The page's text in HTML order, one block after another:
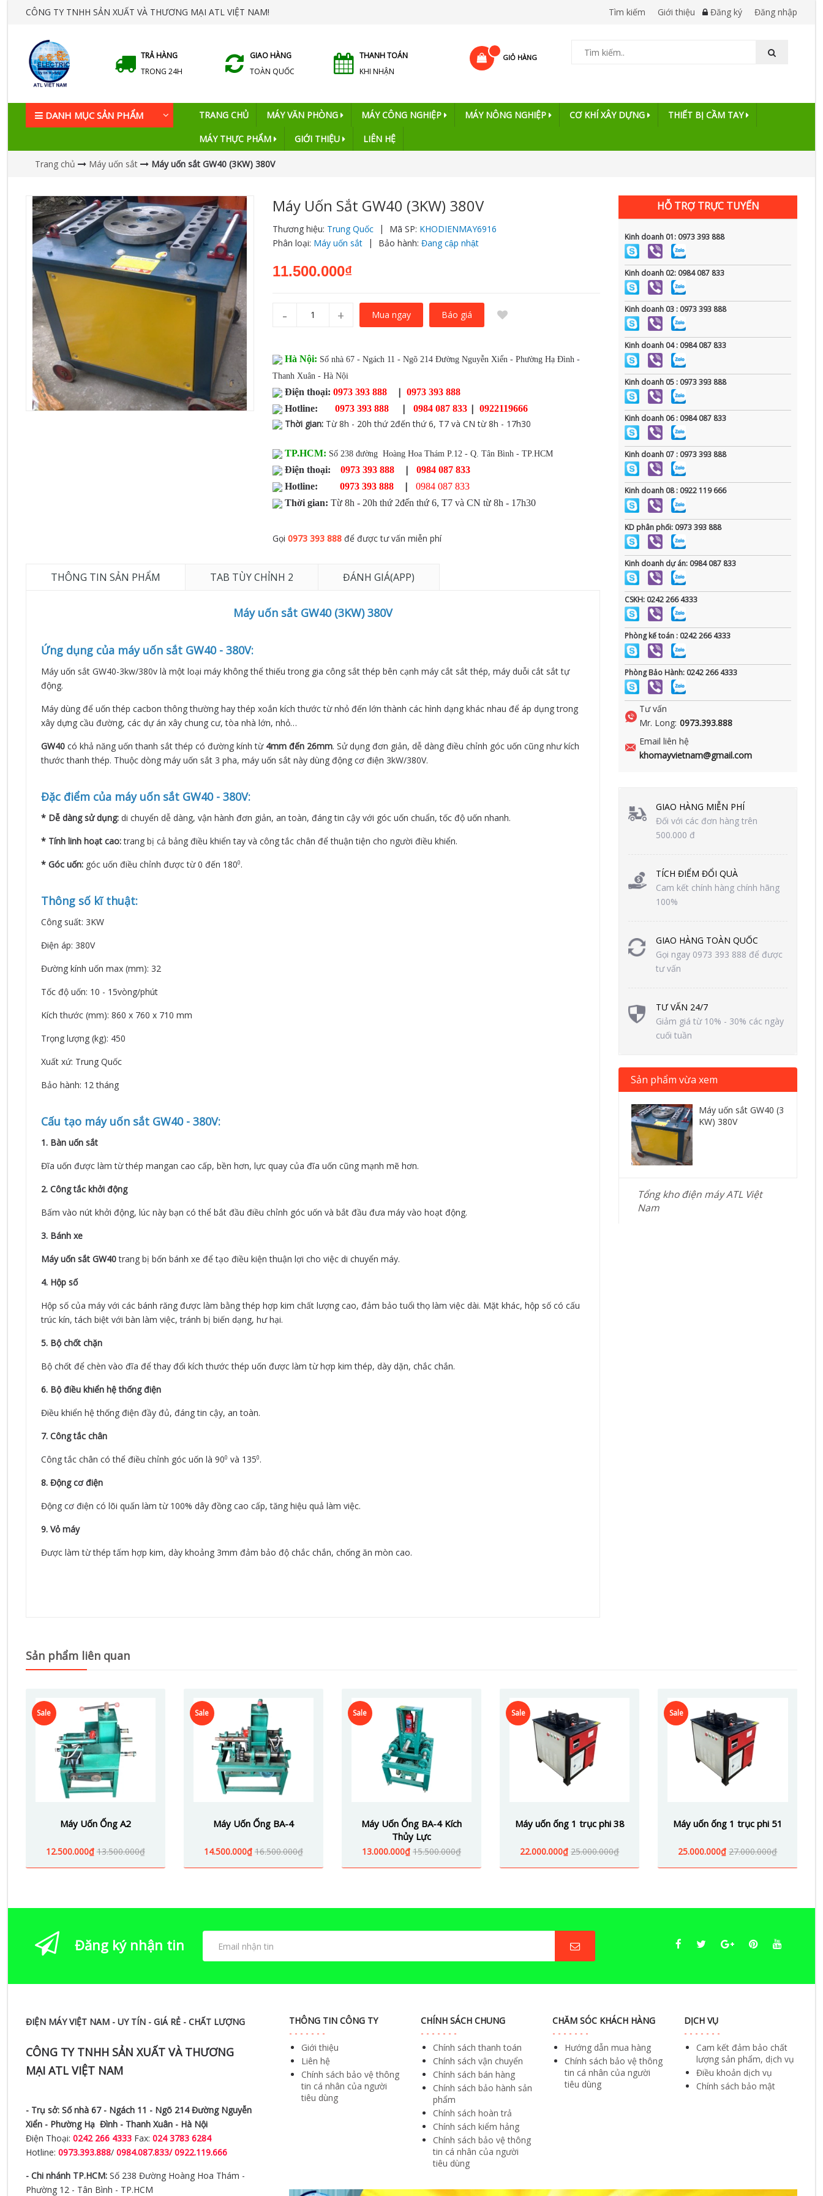
CÔNG TY TNHH SẢN XUẤT VÀ THƯƠNG MẠI ATL VIỆT NAM! Tìm kiếm Giới thiệu Đăng ký Đăng nhập
TRẢ HÀNG
TRONG 24H
GIAO HÀNG
TOÀN QUỐC
THANH TOÁN
KHI NHẬN
GIỎ HÀNG
DANH MỤC SẢN PHẨM TRANG CHỦ MÁY VĂN PHÒNG MÁY CÔNG NGHIỆP MÁY NÔNG NGHIỆP CƠ KHÍ XÂY DỰNG THIẾT BỊ CẦM TAY
MÁY THỰC PHẨM GIỚI THIỆU LIÊN HỆ
Trang chủ Máy uốn sắt Máy uốn sắt GW40 (3KW) 380V
Máy Uốn Sắt GW40 (3KW) 380V
Thương hiệu: Trung Quốc | Mã SP: KHODIENMAY6916
Phân loại: Máy uốn sắt | Bảo hành: Đang cập nhật
11.500.000₫
- + Mua ngay Báo giá
Hà Nội: Số nhà 67 - Ngách 11 - Ngõ 214 Đường Nguyễn Xiển - Phường Hạ Đình -
Thanh Xuân - Hà Nội
Điện thoại: 0973 393 888 | 0973 393 888
Hotline:
0973 393 888 | 0984 087 833 | 0922119666
Thời gian: Từ 8h - 20h thứ 2đến thứ 6, T7 và CN từ 8h - 17h30
TP.HCM: Số 238 đường Hoàng Hoa Thám P.12 - Q. Tân Bình - TP.HCM
Điện thoại: 0973 393 888 |
0984 087 833
Hotline:
0973 393 888 |
0984 087 833
Thời gian: Từ 8h - 20h thứ 2đến thứ 6, T7 và CN từ 8h - 17h30
Gọi 0973 393 888để được tư vấn miễn phí
THÔNG TIN SẢN PHẨM TAB TÙY CHỈNH 2 ĐÁNH GIÁ(APP)
Máy uốn sắt GW40 (3KW) 380V
Ứng dụng của máy uốn sắt GW40 - 380V:
Máy uốn sắt GW40-3kw/380v là một loại máy không thể thiếu trong gia công sắt thép bên cạnh máy cắt sắt thép, máy duỗi cắt sắt tự
động.
Máy dùng để uốn thép cacbon thông thường hay thép xoắn kích thước từ nhỏ đến lớn thành các hình dạng khác nhau để áp dụng trong
xây dựng cầu đường, các dự án xây chung cư, tòa nhà lớn, nhỏ…
GW40có khả năng uốn thanh sắt thép có đường kính từ 4mm đến 26mm. Sử dụng đơn giản, dễ dàng điều chỉnh góc uốn cũng như kích
thước thanh thép. Thuộc dòng máy uốn sắt 3 pha, máy uốn sắt này dùng động cơ điện 3kW/380V.
Đặc điểm của máy uốn sắt GW40 - 380V:
* Dễ dàng sử dụng:di chuyển dễ dàng, vận hành đơn giản, an toàn, đáng tin cậy với góc uốn chuẩn, tốc độ uốn nhanh.
* Tính linh hoạt cao:trang bị cả bảng điều khiển tay và công tắc chân để thuận tiện cho người điều khiển.
* Góc uốn:góc uốn điều chỉnh được từ 0 đến 1800.
Thông số kĩ thuật:
Công suất: 3KW
Điện áp: 380V
Đường kính uốn max (mm): 32
Tốc độ uốn: 10 - 15vòng/phút
Kích thước (mm): 860 x 760 x 710 mm
Trọng lượng (kg): 450
Xuất xứ: Trung Quốc
Bảo hành: 12 tháng
Cấu tạo máy uốn sắt GW40 - 380V:
1. Bàn uốn sắt
Đĩa uốn được làm từ thép mangan cao cấp, bền hơn, lực quay của đĩa uốn cũng mạnh mẽ hơn.
2. Công tắc khởi động
Bấm vào nút khởi động, lúc này bạn có thể bắt đầu điều chỉnh góc uốn và bắt đầu đưa máy vào hoạt động.
3. Bánh xe
Máy uốn sắt GW40trang bị bốn bánh xe để tạo điều kiện thuận lợi cho việc di chuyển máy.
4. Hộp số
Hộp số của máy với các bánh răng được làm bằng thép hợp kim chất lượng cao, đảm bảo tuổi thọ làm việc dài. Mặt khác, hộp số có cấu
trúc kín, tách biệt với bàn làm việc, tránh bị biến dạng, hư hại.
5. Bộ chốt chặn
Bộ chốt để chèn vào đĩa để thay đổi kích thước thép uốn được làm từ hợp kim thép, dày dặn, chắc chắn.
6. Bộ điều khiển hệ thống điện
Điều khiển hệ thống điện đầy đủ, đáng tin cậy, an toàn.
7. Công tắc chân
Công tắc chân có thể điều chỉnh góc uốn là 900 và 1350.
8. Động cơ điện
Động cơ điện có lõi quấn làm từ 100% dây đồng cao cấp, tăng hiệu quả làm việc.
9. Vỏ máy
Được làm từ thép tấm hợp kim, dày khoảng 3mm đảm bảo độ chắc chắn, chống ăn mòn cao.
HỖ TRỢ TRỰC TUYẾN
Kinh doanh 01: 0973 393 888
Kinh doanh 02: 0984 087 833
Kinh doanh 03 : 0973 393 888
Kinh doanh 04 : 0984 087 833
Kinh doanh 05 : 0973 393 888
Kinh doanh 06 : 0984 087 833
Kinh doanh 07 : 0973 393 888
Kinh doanh 08 : 0922 119 666
KD phân phối: 0973 393 888
Kinh doanh dự án: 0984 087 833
CSKH: 0242 266 4333
Phòng kế toán : 0242 266 4333
Phòng Bảo Hành: 0242 266 4333
Tư vấn
Mr. Long: 0973.393.888
Email liên hệ
khomayvietnam@gmail.com
GIAO HÀNG MIỄN PHÍ
Đối với các đơn hàng trên
500.000 đ
TÍCH ĐIỂM ĐỔI QUÀ
Cam kết chính hàng chính hãng
100%
GIAO HÀNG TOÀN QUỐC
Gọi ngay 0973 393 888 để được
tư vấn
TƯ VẤN 24/7
Giảm giá từ 10% - 30% các ngày
cuối tuần
Sản phẩm vừa xem
Máy uốn sắt GW40 (3
KW) 380V
Tổng kho điện máy ATL Việt
Nam
Sản phẩm liên quan
Sale
Máy Uốn Ống A2
12.500.000₫ 13.500.000₫
Sale
Máy Uốn Ống BA-4
14.500.000₫ 16.500.000₫
Sale
Máy Uốn Ống BA-4 Kích
Thủy Lực
13.000.000₫ 15.500.000₫
Sale
Máy uốn ống 1 trục phi 38
22.000.000₫ 25.000.000₫
Sale
Máy uốn ống 1 trục phi 51
25.000.000₫ 27.000.000₫
Đăng ký nhận tin
ĐIỆN MÁY VIỆT NAM - UY TÍN - GIÁ RẺ - CHẤT LƯỢNG
CÔNG TY TNHH SẢN XUẤT VÀ THƯƠNG
MẠI ATL VIỆT NAM
- Trụ sở: Số nhà 67 - Ngách 11 - Ngõ 214 Đường Nguyễn
Xiển - Phường Hạ Đình - Thanh Xuân - Hà Nội
Điện Thoại: 0242 266 4333Fax: 024 3783 6284
Hotline: 0973.393.888/ 0984.087.833/ 0922.119.666
- Chi nhánh TP.HCM:Số 238 Đường Hoàng Hoa Thám -
Phường 12 - Tân Bình - TP.HCM
THÔNG TIN CÔNG TY
Giới thiệu
Liên hệ
Chính sách bảo vệ thông
tin cá nhân của người
tiêu dùng
CHÍNH SÁCH CHUNG
Chính sách thanh toán
Chính sách vận chuyển
Chính sách bán hàng
Chính sách bảo hành sản
phẩm
Chính sách hoàn trả
Chính sách kiểm hảng
Chính sách bảo vệ thông
tin cá nhân của người
tiêu dùng
CHĂM SÓC KHÁCH HÀNG
Hướng dẫn mua hàng
Chính sách bảo vệ thông
tin cá nhân của người
tiêu dùng
DỊCH VỤ
Cam kết đảm bảo chất
lượng sản phẩm, dịch vụ
Điều khoản dịch vụ
Chính sách bảo mật